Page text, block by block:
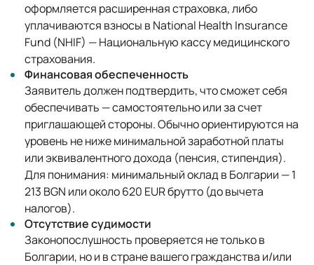
оформляется расширенная страховка, либо
уплачиваются взносы в National Health Insurance
Fund (NHIF) — Национальную кассу медицинского
страхования.
Финансовая обеспеченность
Заявитель должен подтвердить, что сможет себя
обеспечивать — самостоятельно или за счет
приглашающей стороны. Обычно ориентируются на
уровень не ниже минимальной заработной платы
или эквивалентного дохода (пенсия, стипендия).
Для понимания: минимальный оклад в Болгарии — 1
213 BGN или около 620 EUR брутто (до вычета
налогов).
Отсутствие судимости
Законопослушность проверяется не только в
Болгарии, но и в стране вашего гражданства и/или